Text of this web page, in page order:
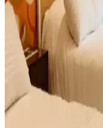
Bebekli Yatak
Yöntemleri: İşlevsel
Bebekli yatak odasında
dekorasyon, renk
Mekanı sıcak ve
Birleşik Krallık'ta
ve Satın Alma